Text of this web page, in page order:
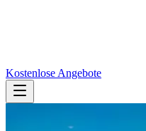
Kostenlose Angebote